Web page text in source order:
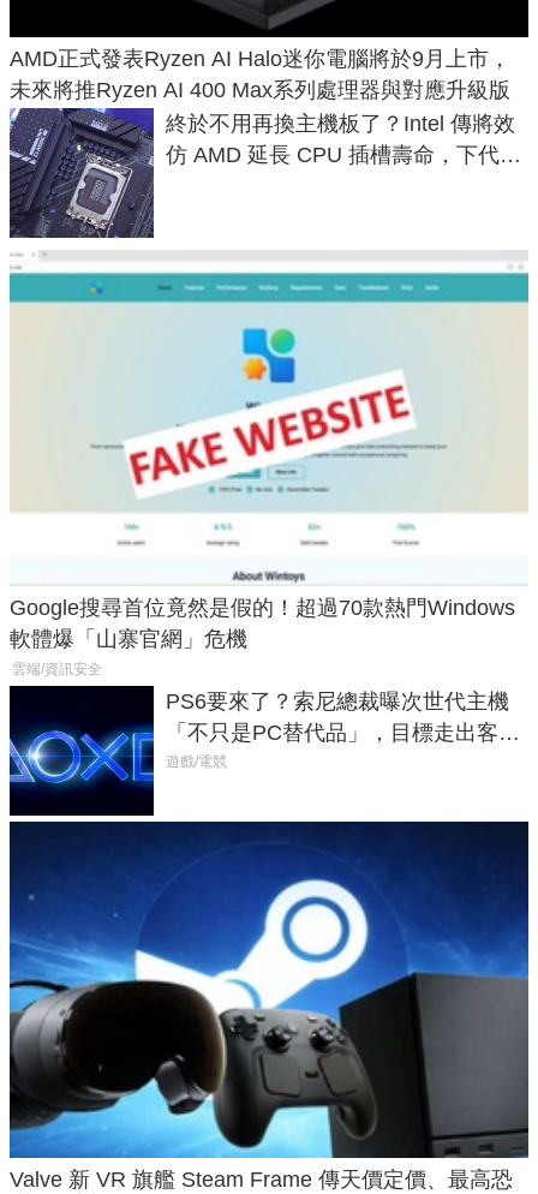
AMD正式發表Ryzen AI Halo迷你電腦將於9月上市，
未來將推Ryzen AI 400 Max系列處理器與對應升級版
終於不用再換主機板了？Intel 傳將效
仿 AMD 延長 CPU 插槽壽命，下代
Google搜尋首位竟然是假的！超過70款熱門Windows
軟體爆「山寨官網」危機
雲端/資訊安全
PS6要來了？索尼總裁曝次世代主機
「不只是PC替代品」，目標走出客
廳、進軍電競桌面
遊戲/電競
Valve 新 VR 旗艦 Steam Frame 傳天價定價、最高恐